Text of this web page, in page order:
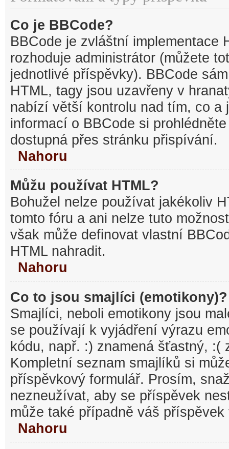
Co je BBCode?
BBCode je zvláštní implementace
rozhoduje administrátor (můžete
jednotlivé příspěvky). BBCode
HTML, tagy jsou uzavřeny v
nabízí větší kontrolu nad tím, co a
informací o BBCode si
dostupná přes stránku přispívání.
Nahoru
Můžu používat HTML?
Bohužel nelze používat jakékoliv
tomto fóru a ani nelze tuto
však může definovat vlastní
HTML nahradit.
Nahoru
Co to jsou smajlíci (emotikony)?
Smajlíci, neboli emotikony jsou
se používají k vyjádření výrazu
kódu, např. :) znamená šťastný, :(
Kompletní seznam smajlíků si
příspěvkový formulář. Prosím,
nezneužívat, aby se příspěvek
může také případně váš
Nahoru